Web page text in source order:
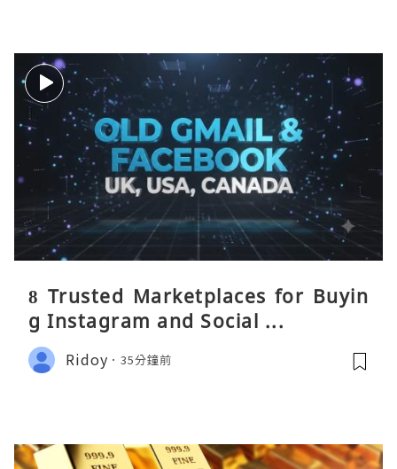
8 Trusted Marketplaces for Buyin
g Instagram and Social ...
Ridoy 35分鐘前